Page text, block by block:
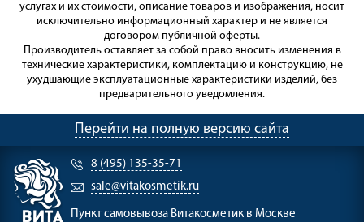
услугах и их стоимости, описание товаров и изображения, носит
исключительно информационный характер и не является
договором публичной оферты.
Производитель оставляет за собой право вносить изменения в
технические характеристики, комплектацию и конструкцию, не
ухудшающие эксплуатационные характеристики изделий, без
предварительного уведомления.
Перейти на полную версию сайта
8 (495) 135-35-71
sale@vitakosmetik.ru
Пункт самовывоза Витакосметик в Москве